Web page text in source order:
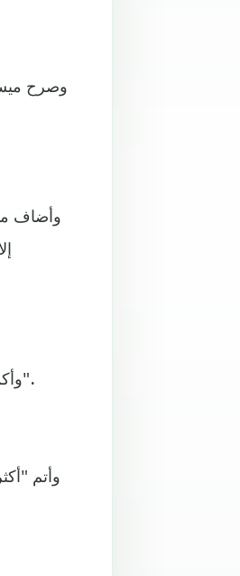
وصرح
وأضاف
وأكمل قائد منتخب راقصي التانجو تصريحاته "الأرجنتين في النهائي، لنحتفل بهذه اللحظات".
وأتم